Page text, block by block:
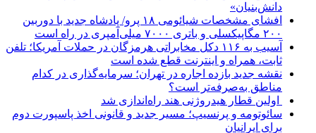
دانش‌بنیان»
افشای مشخصات شیائومی ۱۸ پرو/ پادشاه جدید با دوربین
۲۰۰ مگاپیکسلی و باتری ۷۰۰۰ میلی‌آمپری در راه است
آسیب به ۱۱۶ دکل مخابراتی هرمزگان در حملات آمریکا؛ تلفن
ثابت، همراه و اینترنت ‌قطع شده است
نقشه جدید بازده اجاره در تهران؛ سرمایه‌گذاری در کدام
مناطق به‌صرفه‌تر است؟
اولین قطار هیدروژنی هند راه‌اندازی شد
سائوتومه و پرنسیپ؛ مسیر جدید و قانونی اخذ پاسپورت دوم
برای ایرانیان